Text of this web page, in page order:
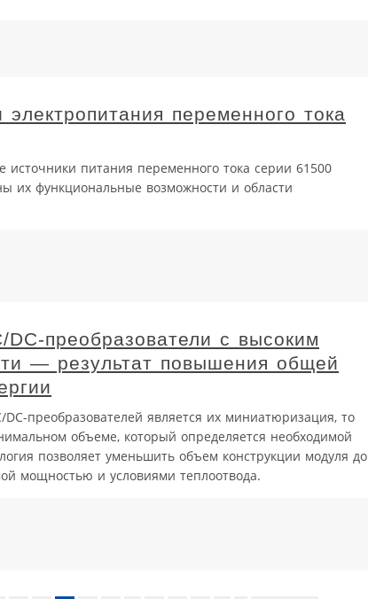
переменного тока
питания переменного тока серии 61500
их функциональные возможности и области
преобразователи с высоким
— результат повышения общей
преобразователей является их миниатюризация, то
объеме, который определяется необходимой
позволяет уменьшить объем конструкции модуля до
мощностью и условиями теплоотвода.